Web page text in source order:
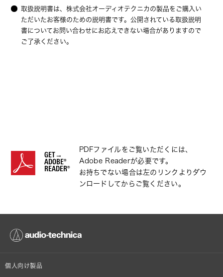
取扱説明書は、株式会社オーディオテクニカの製品をご購入い
ただいたお客様のための説明書です。公開されている取扱説明
書についてお問い合わせにお応えできない場合がありますので
ご了承ください。
GET→
ADOBE®
READER®
PDFファイルをご覧いただくには、
Adobe Readerが必要です。
お持ちでない場合は左のリンクよりダウ
ンロードしてからご覧ください。
個人向け製品